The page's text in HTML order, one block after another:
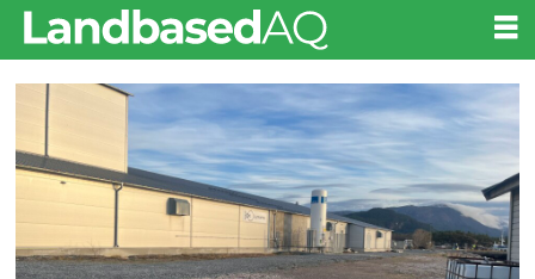
Tag:
amar
seafood